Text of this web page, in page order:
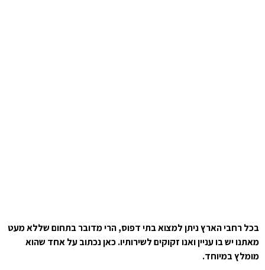
בכל רחבי הארץ ניתן למצוא בתי דפוס, הרי מדובר בתחום שללא מעט
מאתנו יש בו עניין ואנו זקוקים לשירותיו. כאן נכתוב על אחד שהוא
מומלץ במיוחד.